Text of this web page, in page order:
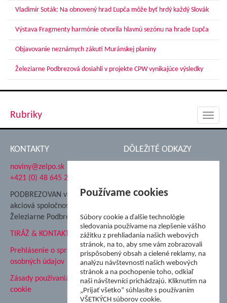
Vladimír Soták: Na obnovený hrad Ľupča môže byť hrdý každý Slovák
Výstava Fragmenty harmónie otvorila hlavnú sezónu na hrade Ľupča
Objavovanie neznámych zákutí Muránskej planiny
Železiarne Podbrezová dosiahli v projekte CPW vynikajúce výsledky
Rubriky
KONTAKTY
noviny@zelpo.sk
+421 (0) 48 645 2711
PODBREZOVAN vydáva
akciová spoločnosť
Železiarne Podbrezová
TIRÁŽ & KONTAKT
Prehlásenie o spracovaní
osobných údajov
Zásady používania súborov
cookie
DÔLEŽITÉ ODKAZY
Nadácia Železiarne
ŽP Informatika s.r.o.
ŠK Železiarne Podbrezová
Tále a.s.
Používame cookies
Súbory cookie a ďalšie technológie
sledovania používame na zlepšenie vášho
zážitku z prehliadania našich webových
stránok, na to, aby sme vám zobrazovali
prispôsobený obsah a cielené reklamy, na
analýzu návštevnosti našich webových
stránok a na pochopenie toho, odkiaľ
naši návštevníci prichádzajú. Kliknutím na
„Prijať všetko” súhlasíte s používaním
VŠETKÝCH súborov cookie.